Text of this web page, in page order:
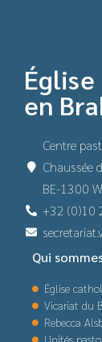
en
Centre
Chaussée
BE-1300
+32 (0)10
Qui
Église
Vicariat du
Rebecca
Unités